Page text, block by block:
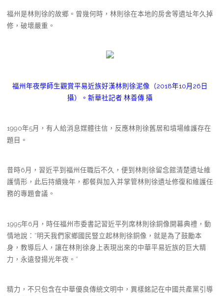
福州是林則徐的故鄉。曾幾何時，林則徐在本地的房舍等遺址年久掉
修，破壞嚴重。
福州年夜學師生觀賞平易近族好漢林則徐泥像（2018年10月26日
攝）。新華社記者 林善傳 攝
1990年5月，有人給消息媒體往信，反應林則徐舊居和墳場維護存在
題目。
昔時6月，習近平到福州任職后不久，便到林則徐留念館清楚遺址維
護情形，此后持續幾年，都餐與加入并掌管林則徐遺址修復和維護任
務的專題會議。
1995年6月，時任福州市委書記習近平列席林則徐銅像開幕典禮，動
情地說：“明天我們家鄉國民豎立起林則徐銅像，就是為了鼓勵本
身，教導后人，讓在林則徐身上表現出來的中華平易近族的巨大精
力，永遠發揚光年夜。”
精力，不只包含在中華優良傳統文明中，異樣銘記在中國共產黨引導